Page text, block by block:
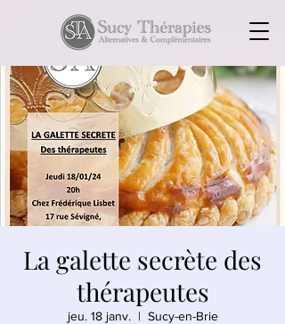
La galette secrète des
thérapeutes
jeu. 18 janv.
  |
Sucy-en-Brie